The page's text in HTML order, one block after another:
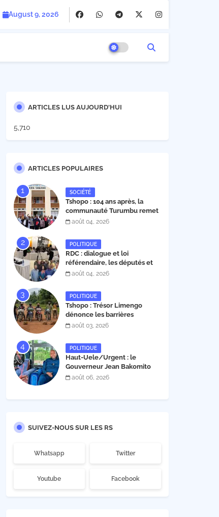
August 9, 2026
ARTICLES LUS AUJOURD'HUI
5,710
ARTICLES POPULAIRES
SOCIÉTÉ
Tshopo : 104 ans après, la
communauté Turumbu remet
enfin son cahier des charges à
structurants proposés
août 04, 2026
POLITIQUE
RDC : dialogue et loi
référendaire, les députés et
sénateurs de l’UDPS et sa
dans une déclaration lue par
Patrick Matata
août 04, 2026
POLITIQUE
Tshopo : Trésor Limengo
dénonce les barrières
illégales à Isangi, appelle la
taxes illégales et interpelle
les autorités
août 03, 2026
POLITIQUE
Haut-Uele/Urgent : le
Gouverneur Jean Bakomito
annonce la réouverture de la
août 06, 2026
SUIVEZ-NOUS SUR LES RS
Whatsapp Twitter
Youtube Facebook